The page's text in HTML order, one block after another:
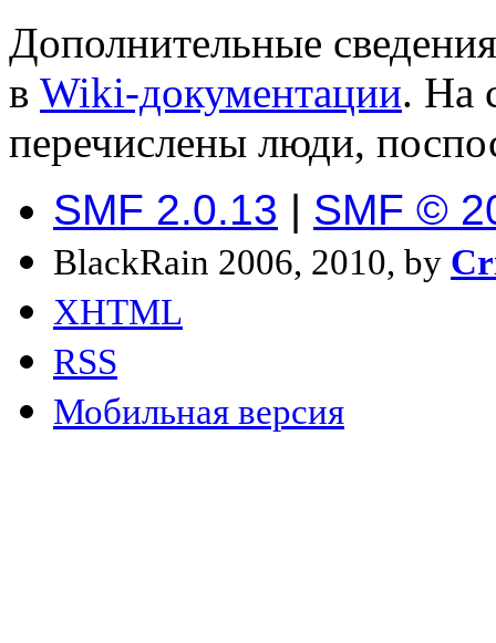
Дополнительные
в Wiki-документации. На
перечислены люди,
SMF 2.0.13 | SMF ©
BlackRain 2006, 2010, by
XHTML
RSS
Мобильная версия